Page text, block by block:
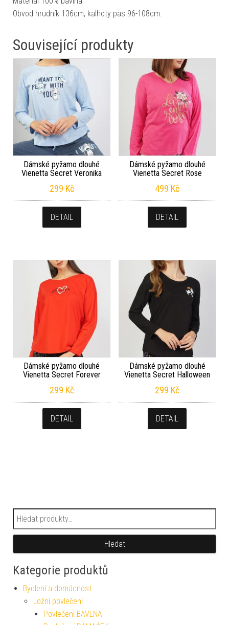
Obvod hrudník 136cm, kalhoty pas 96-108cm.
Související produkty
Dámské pyžamo dlouhé
Vienetta Secret Veronika
299 Kč
DETAIL
Dámské pyžamo dlouhé
Vienetta Secret Rose
499 Kč
DETAIL
Dámské pyžamo dlouhé
Vienetta Secret Forever
299 Kč
DETAIL
Dámské pyžamo dlouhé
Vienetta Secret Halloween
299 Kč
DETAIL
Hledat:
Hledat
Kategorie produktů
Bydlení a domácnost
Ložní povlečení
Povlečení BAVLNA